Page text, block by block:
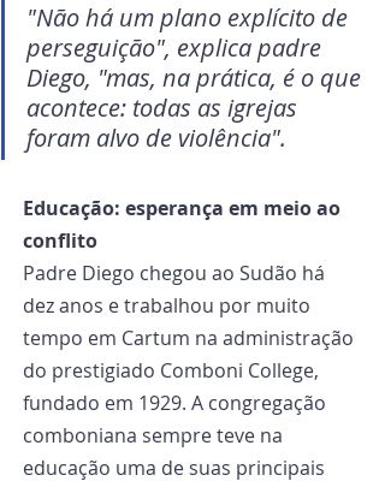
"Não há um plano explícito de
perseguição", explica padre
Diego, "mas, na prática, é o que
acontece: todas as igrejas
foram alvo de violência".
Educação: esperança em meio ao
conflito
Padre Diego chegou ao Sudão há
dez anos e trabalhou por muito
tempo em Cartum na administração
do prestigiado Comboni College,
fundado em 1929. A congregação
comboniana sempre teve na
educação uma de suas principais